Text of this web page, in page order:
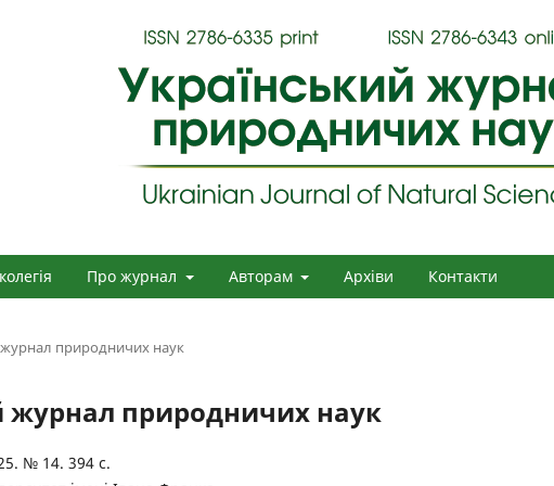
Про журнал Авторам Архіви Контакти
природничих наук
журнал природничих наук
№ 14. 394 с.